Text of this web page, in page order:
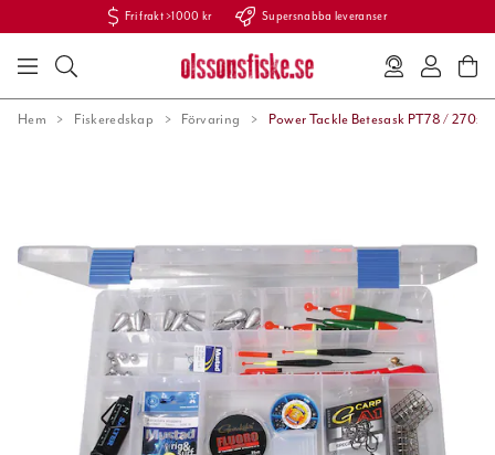
Fri frakt >1000 kr Supersnabba leveranser
Hem Fiskeredskap Förvaring Power Tackle Betesask PT78 /